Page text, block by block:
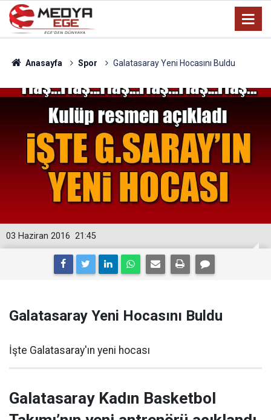
Anasayfa Spor Galatasaray Yeni Hocasını Buldu
21:45
03 Haziran 2016
Galatasaray Yeni Hocasını Buldu
İşte Galatasaray'ın yeni hocası
Galatasaray Kadın Basketbol